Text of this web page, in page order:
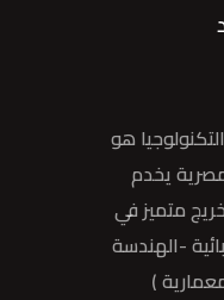
هو
يخدم
متميز في
-الهندسة
)